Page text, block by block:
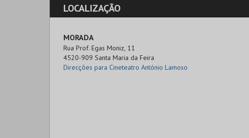
LOCALIZAÇÃO
MORADA
Rua Prof. Egas Moniz, 11
4520-909 Santa Maria da Feira
Direcções para Cineteatro António Lamoso